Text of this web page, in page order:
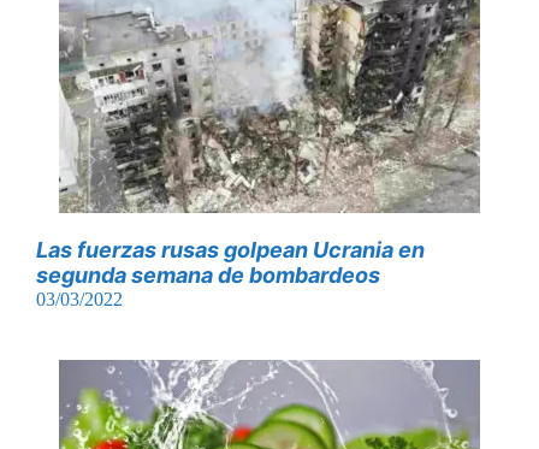
Las fuerzas rusas golpean Ucrania en
segunda semana de bombardeos
03/03/2022